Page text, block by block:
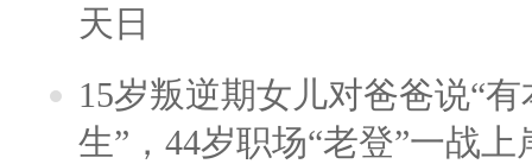
天日
15岁叛逆期女儿对爸爸说“
生”，44岁职场“老登”一战上